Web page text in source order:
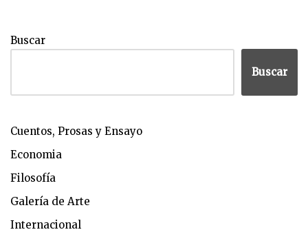
Buscar
Buscar
Cuentos, Prosas y Ensayo
Economia
Filosofía
Galería de Arte
Internacional